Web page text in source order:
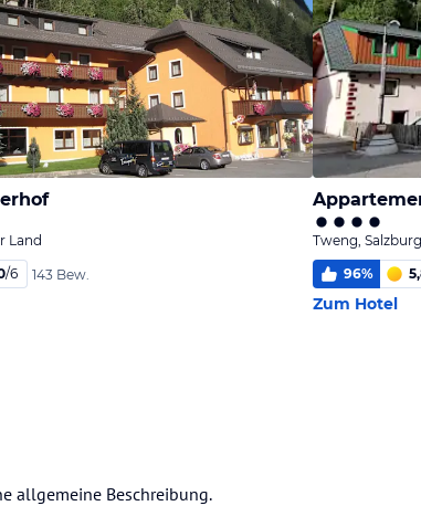
Land
/6 143 Bew.
Tweng,
96%
Zum Hotel
allgemeine Beschreibung.